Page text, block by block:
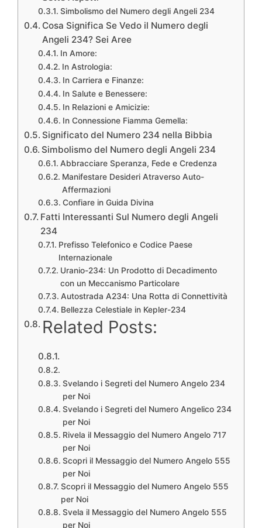
Simbolismo del Numero degli Angeli 234
Cosa Significa Se Vedo il Numero degli
Angeli 234? Sei Aree
In Amore:
In Astrologia:
In Carriera e Finanze:
In Salute e Benessere:
In Relazioni e Amicizie:
In Connessione Fiamma Gemella:
Significato del Numero 234 nella Bibbia
Simbolismo del Numero degli Angeli 234
Abbracciare Speranza, Fede e Credenza
Manifestare Desideri Atraverso Auto-
Affermazioni
Confiare in Guida Divina
Fatti Interessanti Sul Numero degli Angeli
234
Prefisso Telefonico e Codice Paese
Internazionale
Uranio-234: Un Prodotto di Decadimento
con un Meccanismo Particolare
Autostrada A234: Una Rotta di Connettività
Bellezza Celestiale in Kepler-234
Related Posts:
Svelando i Segreti del Numero Angelo 234
per Noi
Svelando i Segreti del Numero Angelico 234
per Noi
Rivela il Messaggio del Numero Angelo 717
per Noi
Scopri il Messaggio del Numero Angelo 555
per Noi
Scopri il Messaggio del Numero Angelo 555
per Noi
Svela il Messaggio del Numero Angelo 555
per Noi